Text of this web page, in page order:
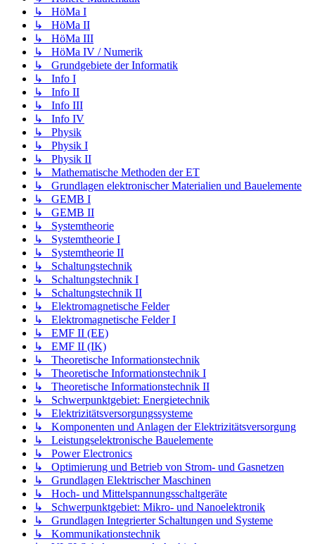
↳ HöMa I
↳ HöMa II
↳ HöMa III
↳ HöMa IV / Numerik
↳ Grundgebiete der Informatik
↳ Info I
↳ Info II
↳ Info III
↳ Info IV
↳ Physik
↳ Physik I
↳ Physik II
↳ Mathematische Methoden der ET
↳ Grundlagen elektronischer Materialien und Bauelemente
↳ GEMB I
↳ GEMB II
↳ Systemtheorie
↳ Systemtheorie I
↳ Systemtheorie II
↳ Schaltungstechnik
↳ Schaltungstechnik I
↳ Schaltungstechnik II
↳ Elektromagnetische Felder
↳ Elektromagnetische Felder I
↳ EMF II (EE)
↳ EMF II (IK)
↳ Theoretische Informationstechnik
↳ Theoretische Informationstechnik I
↳ Theoretische Informationstechnik II
↳ Schwerpunktgebiet: Energietechnik
↳ Elektrizitätsversorgungssysteme
↳ Komponenten und Anlagen der Elektrizitätsversorgung
↳ Leistungselektronische Bauelemente
↳ Power Electronics
↳ Optimierung und Betrieb von Strom- und Gasnetzen
↳ Grundlagen Elektrischer Maschinen
↳ Hoch- und Mittelspannungsschaltgeräte
↳ Schwerpunktgebiet: Mikro- und Nanoelektronik
↳ Grundlagen Integrierter Schaltungen und Systeme
↳ Kommunikationstechnik